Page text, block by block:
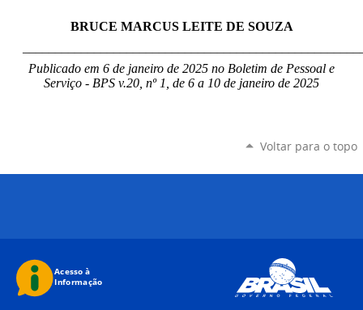
BRUCE MARCUS LEITE DE SOUZA
Publicado em 6 de janeiro de 2025 no Boletim de Pessoal e
Serviço - BPS v.20, nº 1, de 6 a 10 de janeiro de 2025
Voltar para o topo